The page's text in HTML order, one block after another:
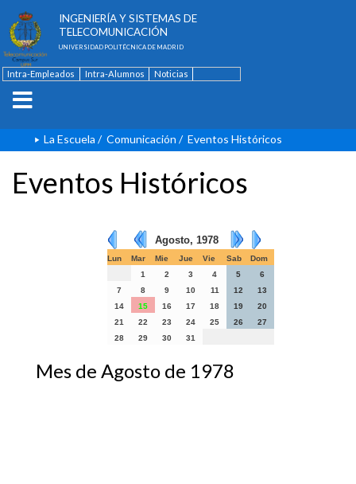
INGENIERÍA Y SISTEMAS DE
TELECOMUNICACIÓN
UNIVERSIDAD POLITÉCNICA DE MADRID
Intra-Empleados Intra-Alumnos
Noticias
La Escuela / Comunicación / Eventos Históricos
Eventos Históricos
Agosto, 1978
Lun Mar Mie Jue Vie Sab
Dom
1
2 3 4 5
6
7
8 9 10 11 12
13
14
15 16 17 18 19
20
21
22 23 24 25 26
27
28
29 30 31
Mes de Agosto de 1978